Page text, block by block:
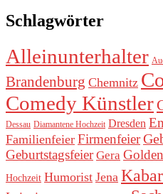
Schlagwörter
Alleinunterhalter
Brandenburg Chemnitz
Comedy Künstler
Dessau Diamantene Hochzeit Dresden
Familienfeier Firmenfeier
Geburtstagsfeier Gera
Hochzeit Humorist Jena